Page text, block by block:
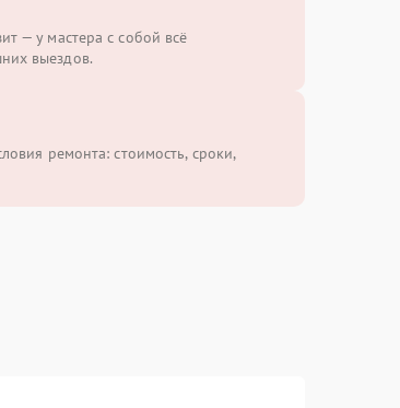
— у мастера с собой всё
выездов.
ремонта: стоимость, сроки,